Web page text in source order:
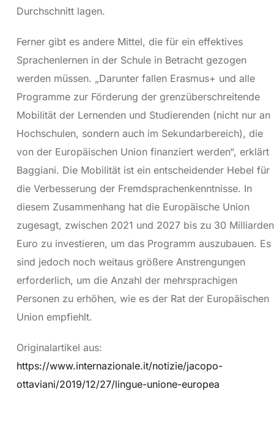
Durchschnitt lagen.
Ferner gibt es andere Mittel, die für ein effektives
Sprachenlernen in der Schule in Betracht gezogen
werden müssen. „Darunter fallen Erasmus+ und alle
Programme zur Förderung der grenzüberschreitende
Mobilität der Lernenden und Studierenden (nicht nur an
Hochschulen, sondern auch im Sekundarbereich), die
von der Europäischen Union finanziert werden“, erklärt
Baggiani. Die Mobilität ist ein entscheidender Hebel für
die Verbesserung der Fremdsprachenkenntnisse. In
diesem Zusammenhang hat die Europäische Union
zugesagt, zwischen 2021 und 2027 bis zu 30 Milliarden
Euro zu investieren, um das Programm auszubauen. Es
sind jedoch noch weitaus größere Anstrengungen
erforderlich, um die Anzahl der mehrsprachigen
Personen zu erhöhen, wie es der Rat der Europäischen
Union empfiehlt.
Originalartikel aus:
https://www.internazionale.it/notizie/jacopo-
ottaviani/2019/12/27/lingue-unione-europea